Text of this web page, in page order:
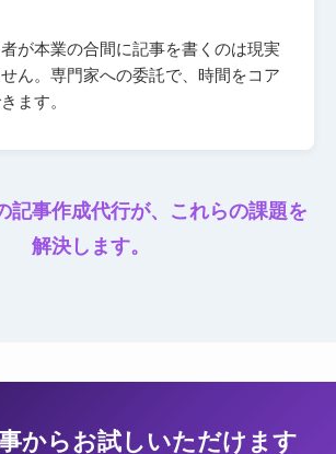
が本業の合間に記事を書くのは現実
ん。専門家への委託で、時間をコア
ます。
記事作成代行が、これらの課題を
解決します。
からお試しいただけます